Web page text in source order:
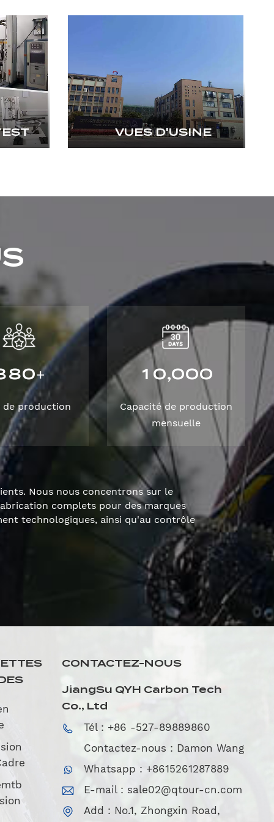
VUES D'USINE
80+
de production
1 0,000
Capacité de production
mensuelle
Nous nous concentrons sur le
complets pour des marques
technologiques, ainsi qu'au contrôle
CONTACTEZ-NOUS
JiangSu QYH Carbon Tech
Co., Ltd
Tél : +86 -527-89889860
Contactez-nous : Damon Wang
Whatsapp : +8615261287889
E-mail : sale02@qtour-cn.com
Add : No.1, Zhongxin Road,